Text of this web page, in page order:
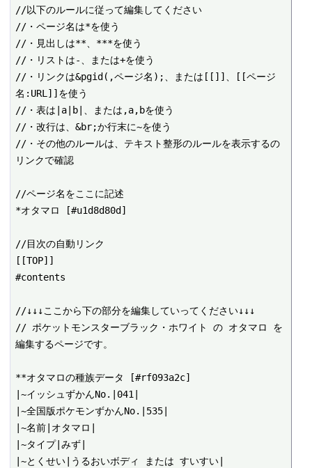
//以下のルールに従って編集してください
//・ページ名は*を使う
//・見出しは**、***を使う
//・リストは-、または+を使う
//・リンクは&pgid(,ページ名);、または[[]]、[[ページ
名:URL]]を使う
//・表は|a|b|、または,a,bを使う
//・改行は、&br;か行末に~を使う
//・その他のルールは、テキスト整形のルールを表示するの
リンクで確認
//ページ名をここに記述
*オタマロ [#u1d8d80d]
//目次の自動リンク
[[TOP]]
#contents
//↓↓↓ここから下の部分を編集していってください↓↓↓
// ポケットモンスターブラック・ホワイト の オタマロ を
編集するページです。
**オタマロの種族データ [#rf093a2c]
|~イッシュずかんNo.|041|
|~全国版ポケモンずかんNo.|535|
|~名前|オタマロ|
|~タイプ|みず|
|~とくせい|うるおいボディ または すいすい|